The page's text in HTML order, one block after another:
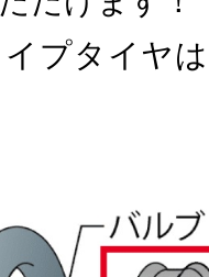
プタイヤ